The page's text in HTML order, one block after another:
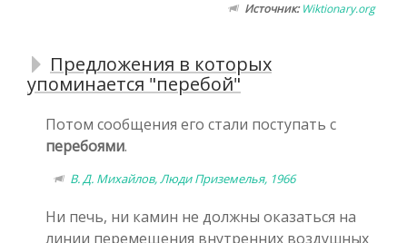
Источник: Wiktionary.org
Предложения в которых
упоминается "перебой"
Потом сообщения его стали поступать с
перебоями.
В. Д. Михайлов, Люди Приземелья, 1966
Ни печь, ни камин не должны оказаться на
линии перемещения внутренних воздушных